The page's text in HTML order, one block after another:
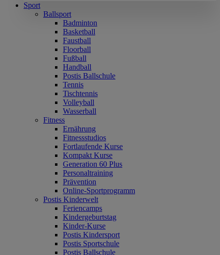
Sport
Ballsport
Badminton
Basketball
Faustball
Floorball
Fußball
Handball
Postis Ballschule
Tennis
Tischtennis
Volleyball
Wasserball
Fitness
Ernährung
Fitnessstudios
Fortlaufende Kurse
Kompakt Kurse
Generation 60 Plus
Personaltraining
Prävention
Online-Sportprogramm
Postis Kinderwelt
Feriencamps
Kindergeburtstag
Kinder-Kurse
Postis Kindersport
Postis Sportschule
Postis Ballschule